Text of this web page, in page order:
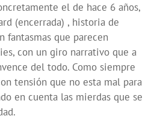
el de hace 6 años,
(encerrada) , historia de
fantasmas que parecen
con un giro narrativo que a
del todo. Como siempre
tensión que no esta mal para
en cuenta las mierdas que se